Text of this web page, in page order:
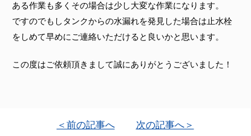
ある作業も多くその場合は少し大変な作業になります。
ですのでもしタンクからの水漏れを発見した場合は止水栓
をしめて早めにご連絡いただけると良いかと思います。
この度はご依頼頂きまして誠にありがとうございました！
＜前の記事へ 次の記事へ＞